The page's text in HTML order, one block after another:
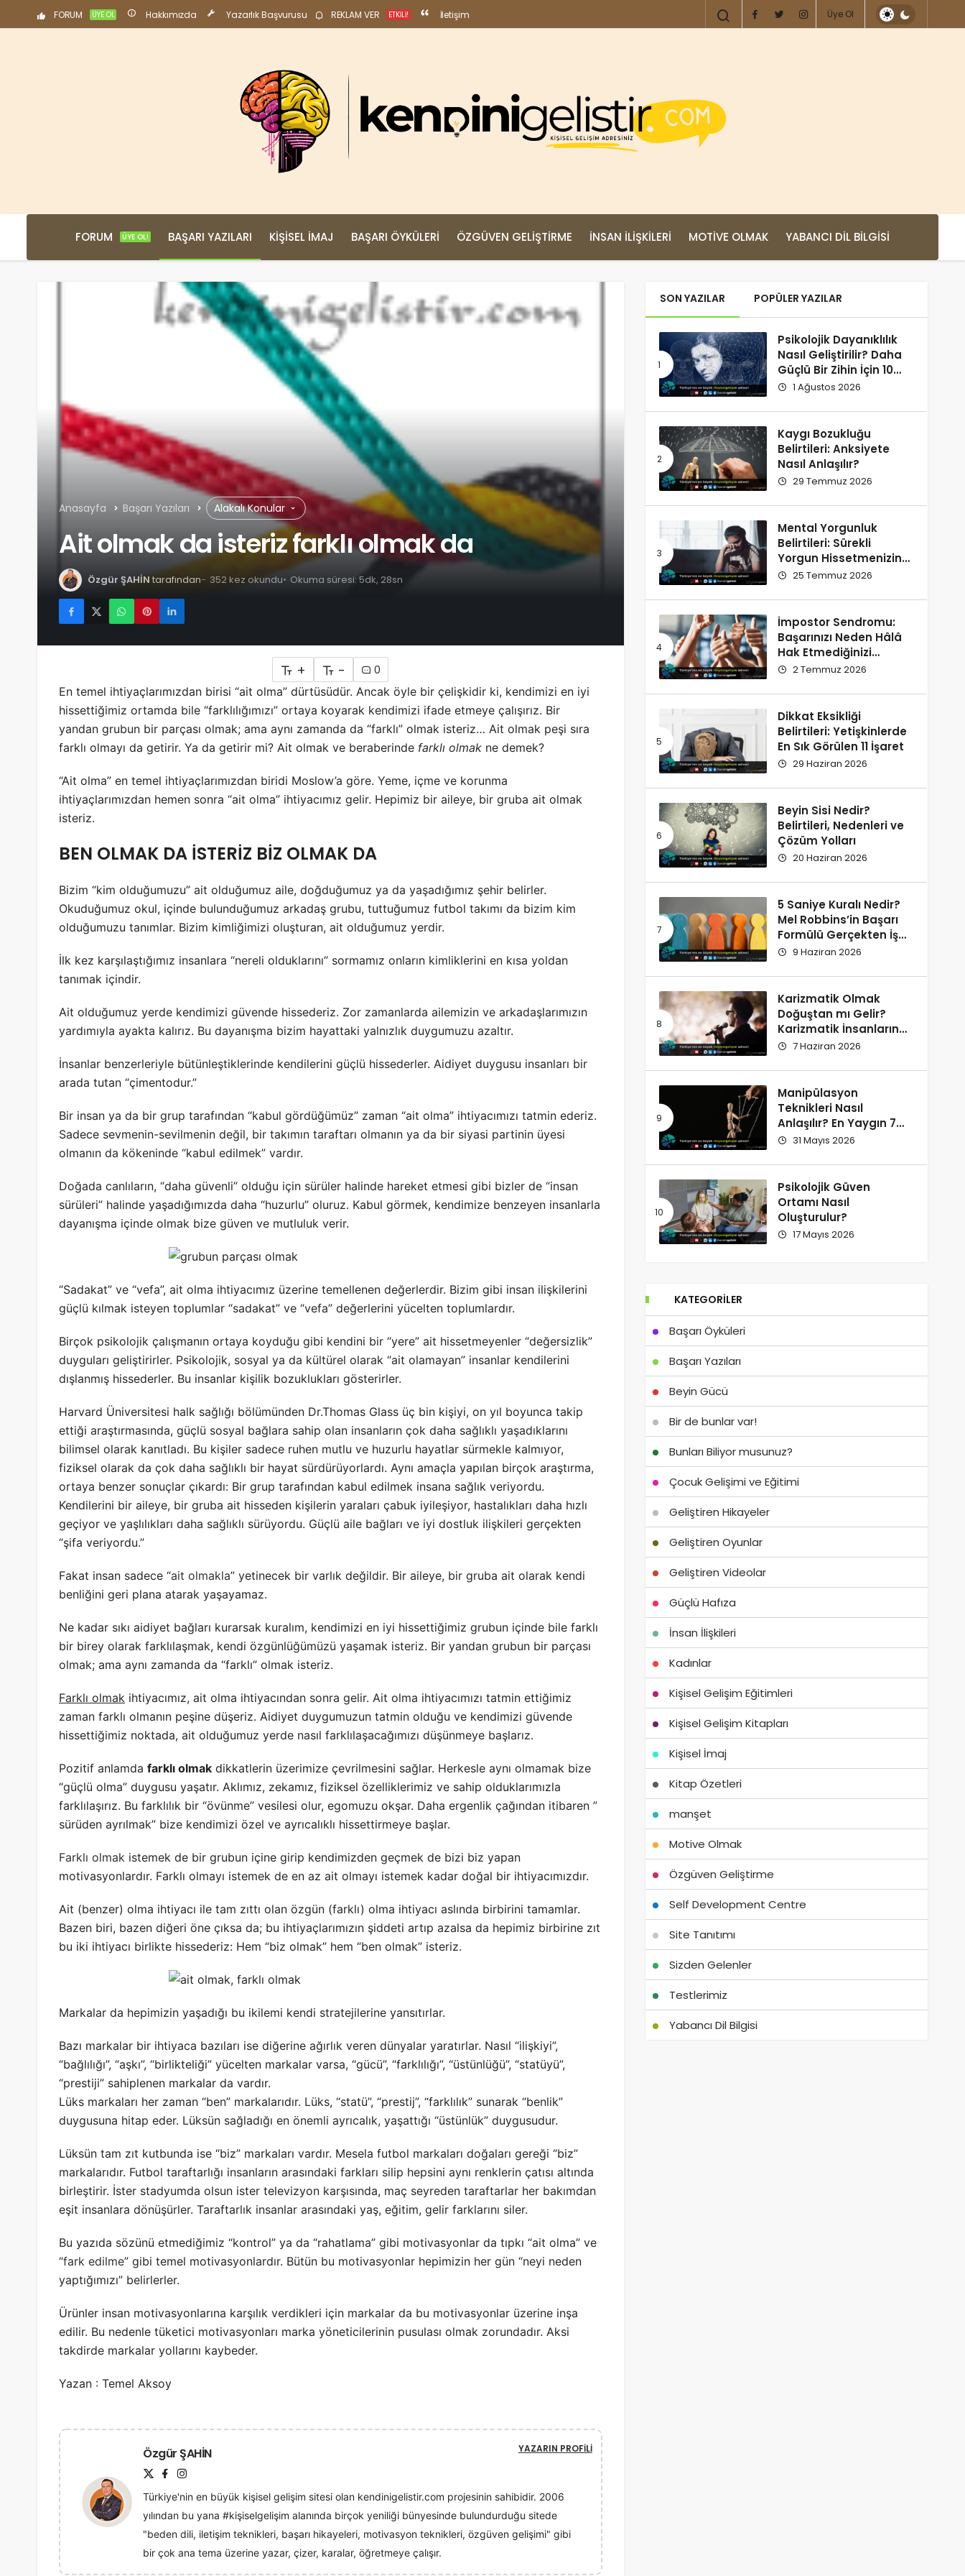
FORUM ÜYE OL Hakkımızda Yazarlık Başvurusu REKLAM VER ETKILI! İletişim Üye Ol
FORUM ÜYE OL! BAŞARI YAZILARI KIŞISEL İMAJ BAŞARI ÖYKÜLERI ÖZGÜVEN GELIŞTIRME İNSAN İLIŞKILERI MOTIVE OLMAK YABANCI DIL BILGISI
Anasayfa Başarı Yazıları Alakalı Konular
Ait olmak da isteriz farklı olmak da
Özgür ŞAHİN tarafından 352 kez okundu Okuma süresi: 5dk, 28sn
+ -
0
En temel ihtiyaçlarımızdan birisi “ait olma” dürtüsüdür. Ancak öyle bir çelişkidir ki, kendimizi en iyi
hissettiğimiz ortamda bile “farklılığımızı” ortaya koyarak kendimizi ifade etmeye çalışırız. Bir
yandan grubun bir parçası olmak; ama aynı zamanda da “farklı” olmak isteriz… Ait olmak peşi sıra
farklı olmayı da getirir. Ya da getirir mi? Ait olmak ve beraberinde farklı olmak ne demek?
“Ait olma” en temel ihtiyaçlarımızdan biridi Moslow’a göre. Yeme, içme ve korunma
ihtiyaçlarımızdan hemen sonra “ait olma” ihtiyacımız gelir. Hepimiz bir aileye, bir gruba ait olmak
isteriz.
BEN OLMAK DA İSTERİZ BİZ OLMAK DA
Bizim “kim olduğumuzu” ait olduğumuz aile, doğduğumuz ya da yaşadığımız şehir belirler.
Okuduğumuz okul, içinde bulunduğumuz arkadaş grubu, tuttuğumuz futbol takımı da bizim kim
olduğumuzu tanımlar. Bizim kimliğimizi oluşturan, ait olduğumuz yerdir.
İlk kez karşılaştığımız insanlara “nereli olduklarını” sormamız onların kimliklerini en kısa yoldan
tanımak içindir.
Ait olduğumuz yerde kendimizi güvende hissederiz. Zor zamanlarda ailemizin ve arkadaşlarımızın
yardımıyla ayakta kalırız. Bu dayanışma bizim hayattaki yalnızlık duygumuzu azaltır.
İnsanlar benzerleriyle bütünleştiklerinde kendilerini güçlü hissederler. Aidiyet duygusu insanları bir
arada tutan “çimentodur.”
Bir insan ya da bir grup tarafından “kabul gördüğümüz” zaman “ait olma” ihtiyacımızı tatmin ederiz.
Sadece sevmenin-sevilmenin değil, bir takımın taraftarı olmanın ya da bir siyasi partinin üyesi
olmanın da kökeninde “kabul edilmek” vardır.
Doğada canlıların, “daha güvenli” olduğu için sürüler halinde hareket etmesi gibi bizler de “insan
sürüleri” halinde yaşadığımızda daha “huzurlu” oluruz. Kabul görmek, kendimize benzeyen insanlarla
dayanışma içinde olmak bize güven ve mutluluk verir.
“Sadakat” ve “vefa”, ait olma ihtiyacımız üzerine temellenen değerlerdir. Bizim gibi insan ilişkilerini
güçlü kılmak isteyen toplumlar “sadakat” ve “vefa” değerlerini yücelten toplumlardır.
Birçok psikolojik çalışmanın ortaya koyduğu gibi kendini bir “yere” ait hissetmeyenler “değersizlik”
duyguları geliştirirler. Psikolojik, sosyal ya da kültürel olarak “ait olamayan” insanlar kendilerini
dışlanmış hissederler. Bu insanlar kişilik bozuklukları gösterirler.
Harvard Üniversitesi halk sağlığı bölümünden Dr.Thomas Glass üç bin kişiyi, on yıl boyunca takip
ettiği araştırmasında, güçlü sosyal bağlara sahip olan insanların çok daha sağlıklı yaşadıklarını
bilimsel olarak kanıtladı. Bu kişiler sadece ruhen mutlu ve huzurlu hayatlar sürmekle kalmıyor,
fiziksel olarak da çok daha sağlıklı bir hayat sürdürüyorlardı. Aynı amaçla yapılan birçok araştırma,
ortaya benzer sonuçlar çıkardı: Bir grup tarafından kabul edilmek insana sağlık veriyordu.
Kendilerini bir aileye, bir gruba ait hisseden kişilerin yaraları çabuk iyileşiyor, hastalıkları daha hızlı
geçiyor ve yaşlılıkları daha sağlıklı sürüyordu. Güçlü aile bağları ve iyi dostluk ilişkileri gerçekten
“şifa veriyordu.”
Fakat insan sadece “ait olmakla” yetinecek bir varlık değildir. Bir aileye, bir gruba ait olarak kendi
benliğini geri plana atarak yaşayamaz.
Ne kadar sıkı aidiyet bağları kurarsak kuralım, kendimizi en iyi hissettiğimiz grubun içinde bile farklı
bir birey olarak farklılaşmak, kendi özgünlüğümüzü yaşamak isteriz. Bir yandan grubun bir parçası
olmak; ama aynı zamanda da “farklı” olmak isteriz.
Farklı olmak ihtiyacımız, ait olma ihtiyacından sonra gelir. Ait olma ihtiyacımızı tatmin ettiğimiz
zaman farklı olmanın peşine düşeriz. Aidiyet duygumuzun tatmin olduğu ve kendimizi güvende
hissettiğimiz noktada, ait olduğumuz yerde nasıl farklılaşacağımızı düşünmeye başlarız.
Pozitif anlamda farklı olmak dikkatlerin üzerimize çevrilmesini sağlar. Herkesle aynı olmamak bize
“güçlü olma” duygusu yaşatır. Aklımız, zekamız, fiziksel özelliklerimiz ve sahip olduklarımızla
farklılaşırız. Bu farklılık bir “övünme” vesilesi olur, egomuzu okşar. Daha ergenlik çağından itibaren ”
sürüden ayrılmak” bize kendimizi özel ve ayrıcalıklı hissettirmeye başlar.
Farklı olmak istemek de bir grubun içine girip kendimizden geçmek de bizi biz yapan
motivasyonlardır. Farklı olmayı istemek de en az ait olmayı istemek kadar doğal bir ihtiyacımızdır.
Ait (benzer) olma ihtiyacı ile tam zıttı olan özgün (farklı) olma ihtiyacı aslında birbirini tamamlar.
Bazen biri, bazen diğeri öne çıksa da; bu ihtiyaçlarımızın şiddeti artıp azalsa da hepimiz birbirine zıt
bu iki ihtiyacı birlikte hissederiz: Hem “biz olmak” hem “ben olmak” isteriz.
Markalar da hepimizin yaşadığı bu ikilemi kendi stratejilerine yansıtırlar.
Bazı markalar bir ihtiyaca bazıları ise diğerine ağırlık veren dünyalar yaratırlar. Nasıl “ilişkiyi”,
“bağlılığı”, “aşkı”, “birlikteliği” yücelten markalar varsa, “gücü”, “farklılığı”, “üstünlüğü”, “statüyü”,
“prestiji” sahiplenen markalar da vardır.
Lüks markaları her zaman “ben” markalarıdır. Lüks, “statü”, “prestij”, “farklılık” sunarak “benlik”
duygusuna hitap eder. Lüksün sağladığı en önemli ayrıcalık, yaşattığı “üstünlük” duygusudur.
Lüksün tam zıt kutbunda ise “biz” markaları vardır. Mesela futbol markaları doğaları gereği “biz”
markalarıdır. Futbol taraftarlığı insanların arasındaki farkları silip hepsini aynı renklerin çatısı altında
birleştirir. İster stadyumda olsun ister televizyon karşısında, maç seyreden taraftarlar her bakımdan
eşit insanlara dönüşürler. Taraftarlık insanlar arasındaki yaş, eğitim, gelir farklarını siler.
Bu yazıda sözünü etmediğimiz “kontrol” ya da “rahatlama” gibi motivasyonlar da tıpkı “ait olma” ve
“fark edilme” gibi temel motivasyonlardır. Bütün bu motivasyonlar hepimizin her gün “neyi neden
yaptığımızı” belirlerler.
Ürünler insan motivasyonlarına karşılık verdikleri için markalar da bu motivasyonlar üzerine inşa
edilir. Bu nedenle tüketici motivasyonları marka yöneticilerinin pusulası olmak zorundadır. Aksi
takdirde markalar yollarını kaybeder.
Yazan : Temel Aksoy
Özgür ŞAHİN
Türkiye'nin en büyük kişisel gelişim sitesi olan kendinigelistir.com projesinin sahibidir. 2006
yılından bu yana #kişiselgelişim alanında birçok yeniliği bünyesinde bulundurduğu sitede
"beden dili, iletişim teknikleri, başarı hikayeleri, motivasyon teknikleri, özgüven gelişimi" gibi
bir çok ana tema üzerine yazar, çizer, karalar, öğretmeye çalışır.
YAZARIN PROFILI
SON YAZILAR POPÜLER YAZILAR
Psikolojik Dayanıklılık
Nasıl Geliştirilir? Daha
Güçlü Bir Zihin İçin 10
Alışkanlık
1 Ağustos 2026
Kaygı Bozukluğu
Belirtileri: Anksiyete
Nasıl Anlaşılır?
29 Temmuz 2026
Mental Yorgunluk
Belirtileri: Sürekli
Yorgun Hissetmenizin
12 Olası Nedeni
25 Temmuz 2026
İmpostor Sendromu:
Başarınızı Neden Hâlâ
Hak Etmediğinizi
Düşünüyorsunuz?
2 Temmuz 2026
Dikkat Eksikliği
Belirtileri: Yetişkinlerde
En Sık Görülen 11 İşaret
29 Haziran 2026
Beyin Sisi Nedir?
Belirtileri, Nedenleri ve
Çözüm Yolları
20 Haziran 2026
5 Saniye Kuralı Nedir?
Mel Robbins’in Başarı
Formülü Gerçekten İşe
Yarıyor
9 Haziran 2026
Karizmatik Olmak
Doğuştan mı Gelir?
Karizmatik İnsanların
Ortak Özellikleri
7 Haziran 2026
Manipülasyon
Teknikleri Nasıl
Anlaşılır? En Yaygın 7
İşaret
31 Mayıs 2026
Psikolojik Güven
Ortamı Nasıl
Oluşturulur?
17 Mayıs 2026
KATEGORILER
Başarı Öyküleri
Başarı Yazıları
Beyin Gücü
Bir de bunlar var!
Bunları Biliyor musunuz?
Çocuk Gelişimi ve Eğitimi
Geliştiren Hikayeler
Geliştiren Oyunlar
Geliştiren Videolar
Güçlü Hafıza
İnsan İlişkileri
Kadınlar
Kişisel Gelişim Eğitimleri
Kişisel Gelişim Kitapları
Kişisel İmaj
Kitap Özetleri
manşet
Motive Olmak
Özgüven Geliştirme
Self Development Centre
Site Tanıtımı
Sizden Gelenler
Testlerimiz
Yabancı Dil Bilgisi